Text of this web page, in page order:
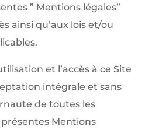
” Mentions légales”
ainsi qu’aux lois et/ou
et l’accès à ce Site
intégrale et sans
de toutes les
Mentions